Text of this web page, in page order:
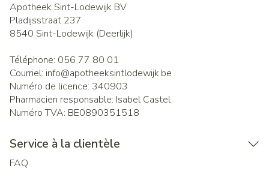
Apotheek Sint-Lodewijk BV
Pladijsstraat 237
8540 Sint-Lodewijk (Deerlijk)
Téléphone: 056 77 80 01
Courriel: info@apotheeksintlodewijk.be
Numéro de licence: 340903
Pharmacien responsable: Isabel Castel
Numéro TVA: BE0890351518
Service à la clientèle
FAQ